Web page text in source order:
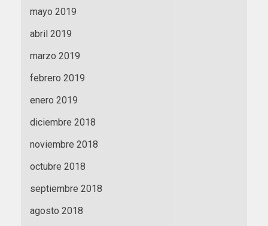
mayo 2019
abril 2019
marzo 2019
febrero 2019
enero 2019
diciembre 2018
noviembre 2018
octubre 2018
septiembre 2018
agosto 2018